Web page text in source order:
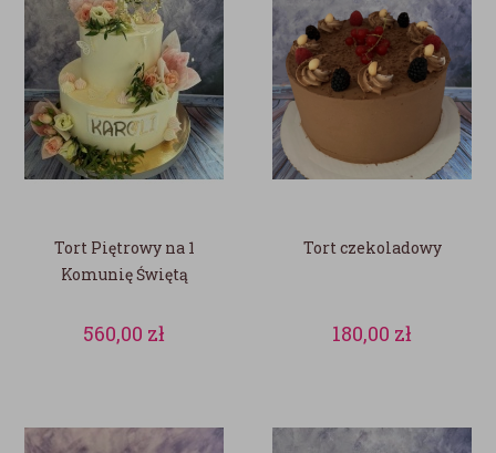
Tort Piętrowy na 1
Komunię Świętą
560,00 zł
Tort czekoladowy
180,00 zł